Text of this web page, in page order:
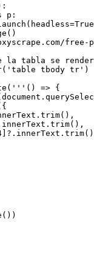
p:
free-
la tabla se
tbody tr')
=> {